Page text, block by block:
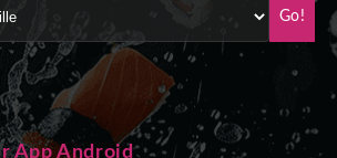
Go!
App Android